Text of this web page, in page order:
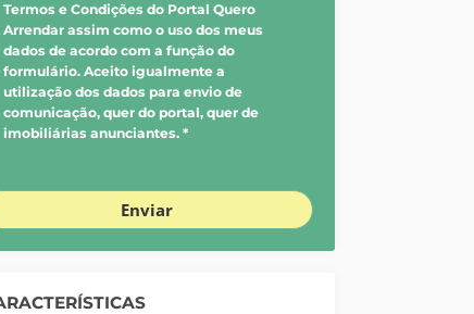
Termos e Condições do Portal Quero
Arrendar assim como o uso dos meus
dados de acordo com a função do
formulário. Aceito igualmente a
utilização dos dados para envio de
comunicação, quer do portal, quer de
imobiliárias anunciantes. *
Enviar